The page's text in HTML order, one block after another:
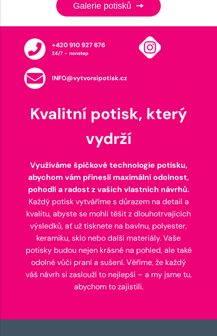
Galerie potisků
+420 910 927 676
24/7 - nonstop
INFO@vytvorsipotisk.cz
Kvalitní potisk, který
vydrží
Využíváme špičkové technologie potisku,
abychom vám přinesli maximální odolnost,
pohodlí a radost z vašich vlastních návrhů.
Každý potisk vytváříme s důrazem na detail a
kvalitu, abyste se mohli těšit z dlouhotrvajících
výsledků, ať už tisknete na bavlnu, polyester,
keramiku, sklo nebo další materiály. Vaše
potisky budou nejen krásné na pohled, ale také
odolné vůči praní a sušení. Věříme, že každý
váš návrh si zaslouží to nejlepší – a my jsme tu,
abychom to zajistili.